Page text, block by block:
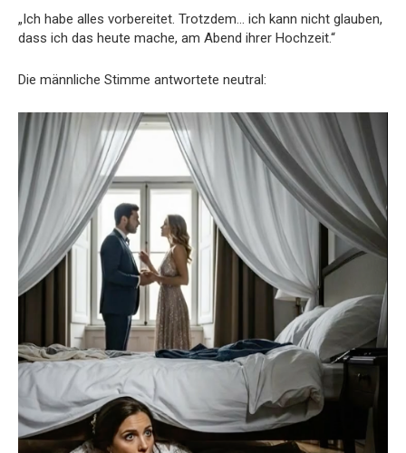
„Ich habe alles vorbereitet. Trotzdem… ich kann nicht glauben,
dass ich das heute mache, am Abend ihrer Hochzeit.“
Die männliche Stimme antwortete neutral: